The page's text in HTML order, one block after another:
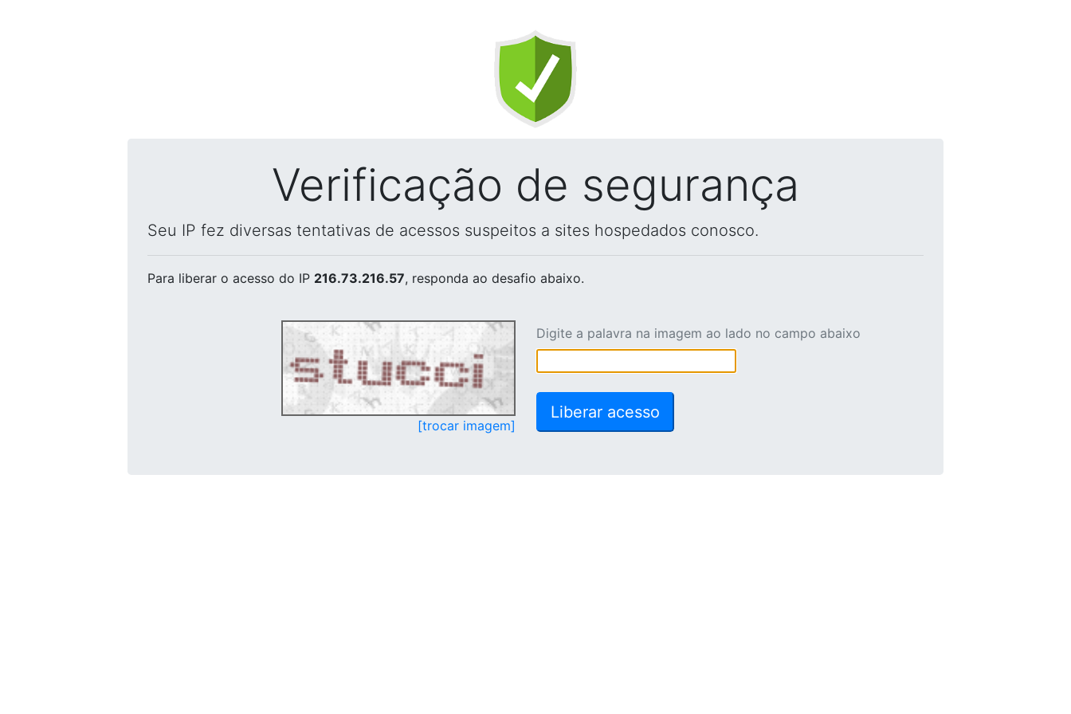
Verificação de segurança
Seu IP fez diversas tentativas de acessos suspeitos a sites hospedados conosco.
Para liberar o acesso do IP 216.73.216.57, responda ao desafio abaixo.
[trocar imagem]
Digite a palavra na imagem ao lado no campo abaixo